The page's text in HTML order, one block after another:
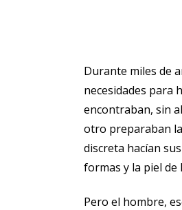
Durante miles de
necesidades para
encontraban, sin
otro preparaban la
discreta hacían
formas y la piel de
Pero el hombre,